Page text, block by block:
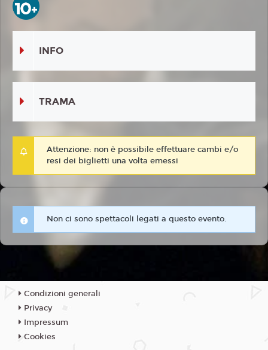
INFO
TRAMA
Attenzione: non è possibile effettuare cambi e/o
resi dei biglietti una volta emessi
Non ci sono spettacoli legati a questo evento.
Condizioni generali
Privacy
Impressum
Cookies